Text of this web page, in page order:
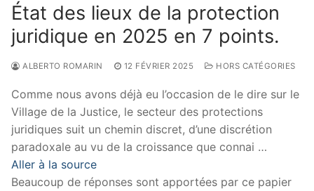
État des lieux de la protection
juridique en 2025 en 7 points.
ALBERTO ROMARIN 12 FÉVRIER 2025 HORS CATÉGORIES
Comme nous avons déjà eu l’occasion de le dire sur le
Village de la Justice, le secteur des protections
juridiques suit un chemin discret, d’une discrétion
paradoxale au vu de la croissance que connai …
Aller à la source
Beaucoup de réponses sont apportées par ce papier